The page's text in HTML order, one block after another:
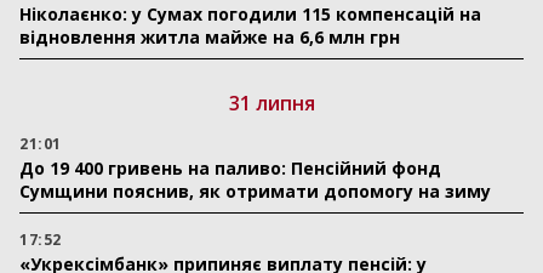
Ніколаєнко: у Сумах погодили 115 компенсацій на
відновлення житла майже на 6,6 млн грн
31 липня
21:01
До 19 400 гривень на паливо: Пенсійний фонд
Сумщини пояснив, як отримати допомогу на зиму
17:52
«Укрексімбанк» припиняє виплату пенсій: у